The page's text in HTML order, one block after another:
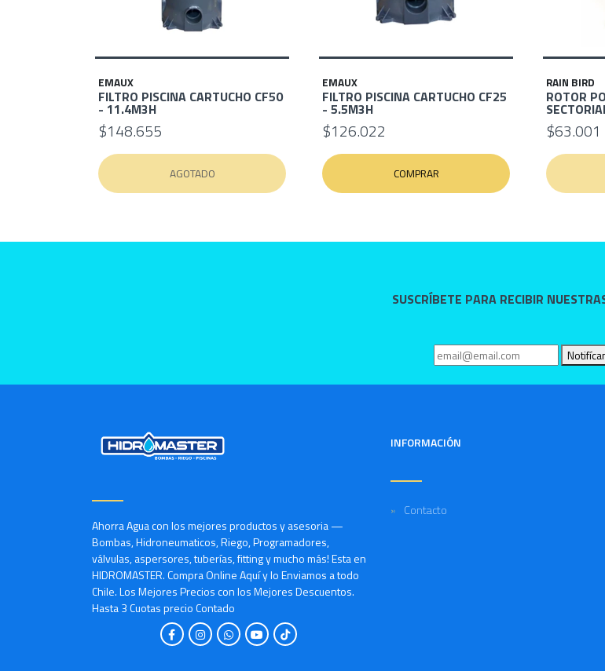
EMAUX
FILTRO PISCINA CARTUCHO CF50
- 11.4M3H
$148.655
AGOTADO
EMAUX
FILTRO PISCINA CARTUCHO CF25
- 5.5M3H
$126.022
COMPRAR
RAIN BIRD
ROTOR
$63.001
SUSCRÍBETE PARA RECIBIR
Ahorra Agua con los mejores productos y asesoria —
Bombas, Hidroneumaticos, Riego, Programadores,
válvulas, aspersores, tuberías, fitting y mucho más! Esta en
HIDROMASTER. Compra Online Aquí y lo Enviamos a todo
Chile. Los Mejores Precios con los Mejores Descuentos.
Hasta 3 Cuotas precio Contado
INFORMACIÓN
Contacto